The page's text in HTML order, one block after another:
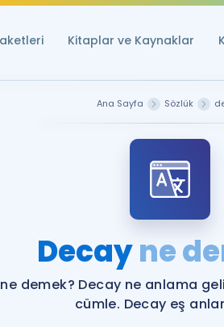
Kitaplar ve Kaynaklar
Ana Sayfa Sözlük
Decayne
demek? Decay ne anlama
cümle. Decay eş